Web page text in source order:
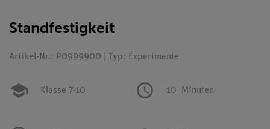
Standfestigkeit
Artikel-Nr.: P0999900 | Typ: Experimente
Klasse 7-10 10 Minuten